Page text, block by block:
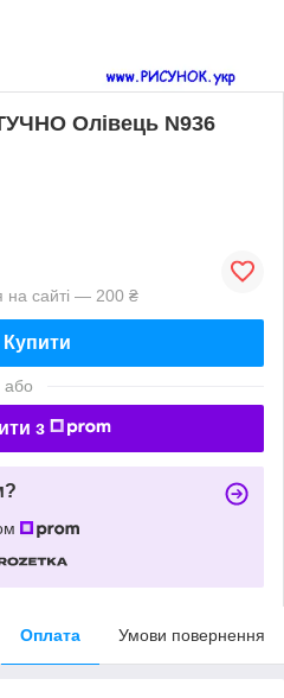
Олівець N936
на сайті — 200 ₴
Купити
або
з
Оплата Умови повернення